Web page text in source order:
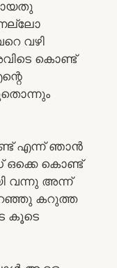
വഴി
കൊണ്ട്
എന്ന് ഞാൻ
കൊണ്ട്
വന്നു അന്ന്
കറുത്ത
കൂടെ